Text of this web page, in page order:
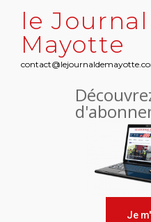
le
Mayotte
Je